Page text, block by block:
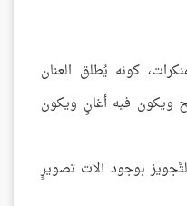
كونه يُطلق العنان
ويكون فيه أغانٍ ويكون
بوجود آلات تصويرٍ